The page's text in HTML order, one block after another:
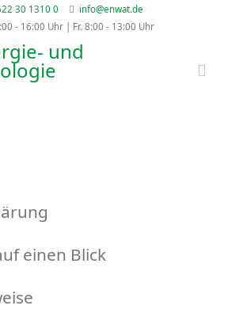
30 1310 0
info@enwat.de
- 16:00 Uhr | Fr. 8:00 - 13:00 Uhr
einen Blick